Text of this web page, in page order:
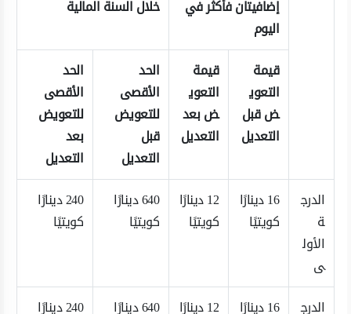
إضافيتان فأكثر في
اليوم
خلال السنة المالية
قيمة
التعوي
ض قبل
التعديل
قيمة
التعوي
ض بعد
التعديل
الحد
الأقصى
للتعويض
قبل
التعديل
الحد
الأقصى
للتعويض
بعد
التعديل
الدرج
ة
الأول
ى
16 دينارًا
كويتيًا
12 دينارًا
كويتيًا
640 دينارًا
كويتيًا
240 دينارًا
كويتيًا
الدرج
16 دينارًا
12 دينارًا
640 دينارًا
240 دينارًا